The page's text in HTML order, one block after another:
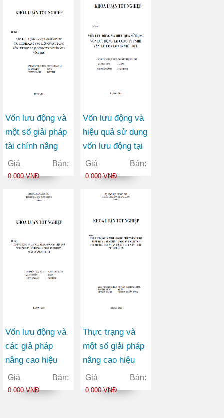
Vốn lưu động và
một số giải pháp
tài chính nâng
cao hiệu quả sử
dụng vốn lưu
Cổ phần May
Giá Bán:
0.000 VNĐ
Vốn lưu động và
hiệu quả sử dụng
vốn lưu động tại
công ty TNHH
vận tải container
Giá Bán:
0.000 VNĐ
Vốn lưu động và
các giả pháp
nâng cao hiệu
quả sử dụng vốn
lưu động tại Công
Giá Bán:
0.000 VNĐ
Thực trạng và
một số giải pháp
nâng cao hiệu
quả marketing
cho sản phẩm
Giá Bán:
0.000 VNĐ